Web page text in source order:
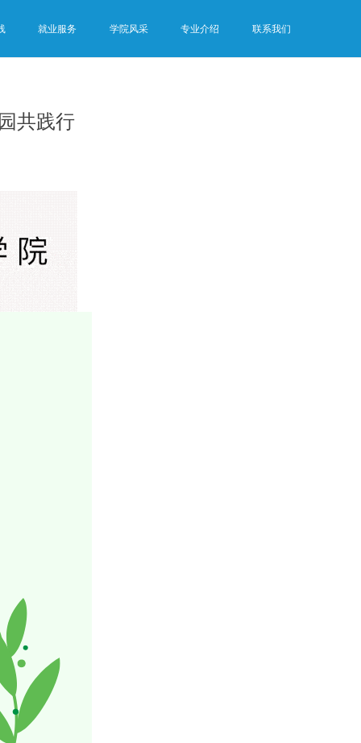
就业服务 学院风采 专业介绍 联系我们
共践行